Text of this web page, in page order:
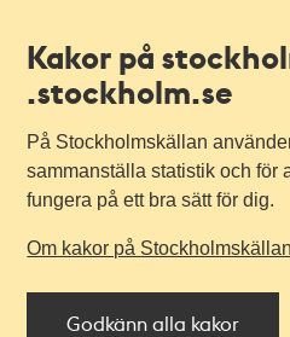
Kakor på
.stockholm.se
På Stockholmskällan
sammanställa statistik och för
fungera på ett bra sätt för dig.
Om kakor på Stockholmskällan
Godkänn alla kakor